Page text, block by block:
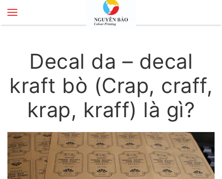
Skip to main content
Decal da – decal
kraft bò (Crap, craff,
krap, kraff) là gì?